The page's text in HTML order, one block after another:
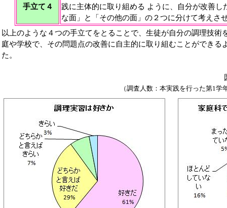
手立て４
践に主体的に取り組める ように、自分が改善し
な面」と「その他の面」の２つに分けて考えさ
以上のような４つの手立てをとることで、生徒が自分の調理技術
庭や学校で、その問題点の改善に自主的に取り組むことができる
た。
図１ 事前アンケー
（調査人数：本実践を行った第1学年の生徒83名